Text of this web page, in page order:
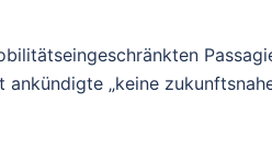
„keine